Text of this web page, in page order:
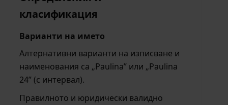
класификация
Варианти на името
Алтернативни варианти на изписване и
наименования са „Paulina” или „Paulina
24” (с интервал).
Правилното и юридически валидно